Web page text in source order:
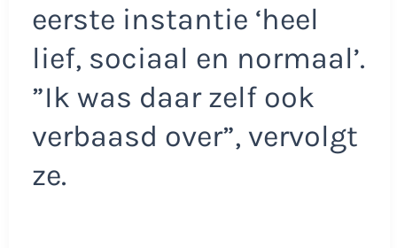
eerste instantie ‘heel
lief, sociaal en normaal’.
”Ik was daar zelf ook
verbaasd over”, vervolgt
ze.